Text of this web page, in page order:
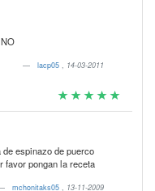
lacp05 , 14-03-2011
espinazo de puerco
favor pongan la receta
mchonitaks05 , 13-11-2009